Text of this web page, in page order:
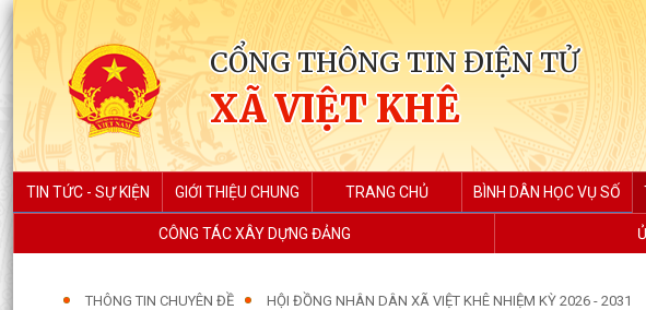
CỔNG THÔNG TIN ĐIỆN TỬ
XÃ VIỆT KHÊ
TIN TỨC - SỰ KIỆN GIỚI THIỆU CHUNG TRANG CHỦ BÌNH DÂN HỌC VỤ SỐ
CÔNG TÁC XÂY DỰNG ĐẢNG
THÔNG TIN CHUYÊN ĐỀ HỘI ĐỒNG NHÂN DÂN XÃ VIỆT KHÊ NHIỆM KỲ 2026 - 2031